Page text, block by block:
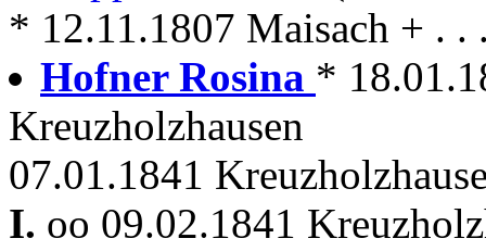
* 12.11.1807 Maisach + . .
Hofner Rosina *
Kreuzholzhausen
07.01.1841
I. oo 09.02.1841